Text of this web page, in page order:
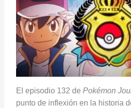
El episodio 132 de Pokémon
punto de inflexión en la historia